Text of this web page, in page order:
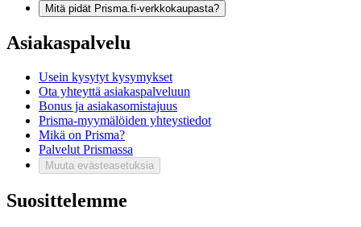
Mitä pidät Prisma.fi-verkkokaupasta?
Asiakaspalvelu
Usein kysytyt kysymykset
Ota yhteyttä asiakaspalveluun
Bonus ja asiakasomistajuus
Prisma-myymälöiden yhteystiedot
Mikä on Prisma?
Palvelut Prismassa
Muuta evästeasetuksia
Suosittelemme